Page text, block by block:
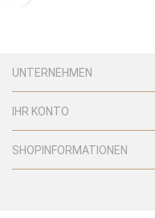
UNTERNEHMEN
IHR KONTO
SHOPINFORMATIONEN